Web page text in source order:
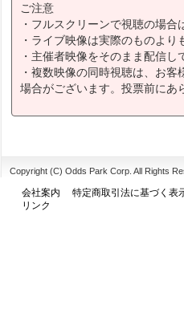
ご注意
・フルスクリーンで視聴の場
・ライブ映像は実際のものより
・主催者映像をそのまま配信
・複数映像の同時視聴は、お
場合がございます。投票前にあ
Copyright (C) Odds Park Corp. All Rights
会社案内 特定商取引法に基づく表
リンク